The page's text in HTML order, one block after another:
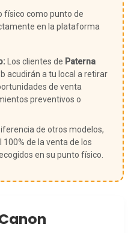
físico como punto de
en la plataforma
Los clientes de Paterna
acudirán a tu local a retirar
de venta
preventivos o
de otros modelos,
de la venta de los
en su punto físico.